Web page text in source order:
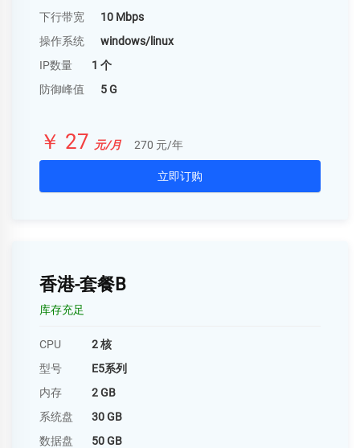
下行带宽
10 Mbps
操作系统
windows/linux
IP数量
1 个
防御峰值
5 G
￥ 27 元/月 270 元/年
立即订购
香港-套餐B
库存充足
CPU
2 核
型号
E5系列
内存
2 GB
系统盘
30 GB
数据盘
50 GB